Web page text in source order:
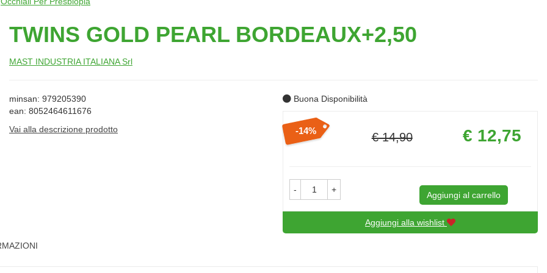
TWINS GOLD PEARL BORDEAUX+2,50
MAST INDUSTRIA ITALIANA Srl
minsan: 979205390
ean: 8052464611676
Vai alla descrizione prodotto
Buona Disponibilità
Sconto
14%
€ 14,90
Prezzo
scontato
€ 12,75
- +
Aggiungi al carrello
Aggiungi alla wishlist